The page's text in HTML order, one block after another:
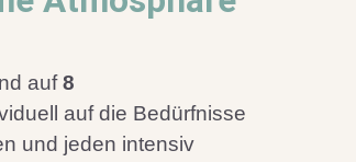
auf8
auf die Bedürfnisse
und jeden intensiv